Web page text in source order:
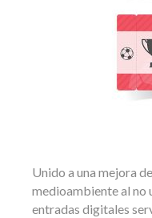
Unido a una mejora
medioambiente al no
entradas digitales